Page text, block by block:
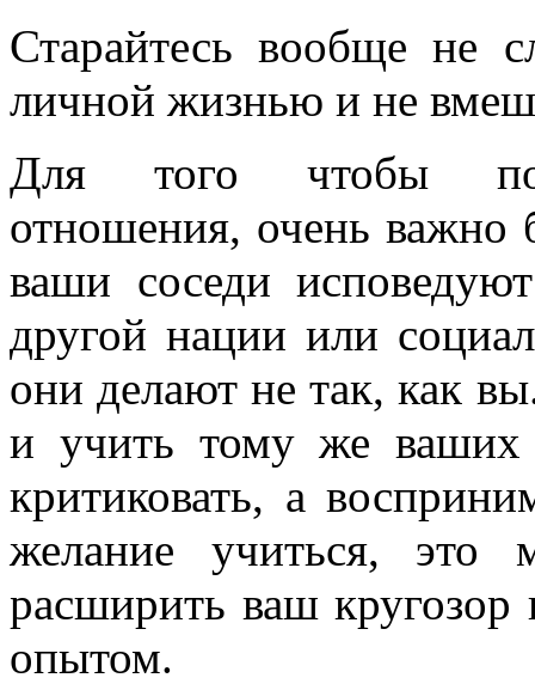
Старайтесь вообще не
личной жизнью и не
Для того чтобы
отношения, очень
ваши соседи
другой нации или
они делают не так, как
и учить тому же ваших
критиковать, а
желание учиться, это
расширить ваш
опытом.